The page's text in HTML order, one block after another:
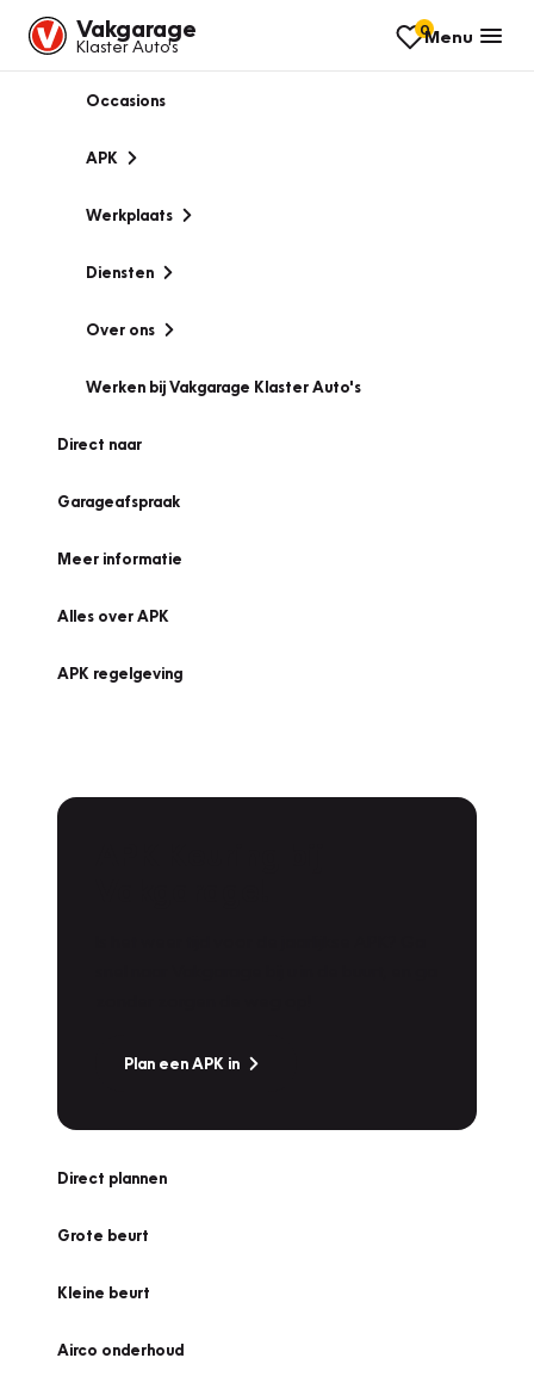
Vakgarage
Klaster Auto's
0Menu
Occasions
APK
Werkplaats
Diensten
Over ons
Werken bij Vakgarage Klaster Auto's
Direct naar
Garageafspraak
Meer informatie
Alles over APK
APK regelgeving
Plan een APK in
Direct plannen
Grote beurt
Kleine beurt
Airco onderhoud